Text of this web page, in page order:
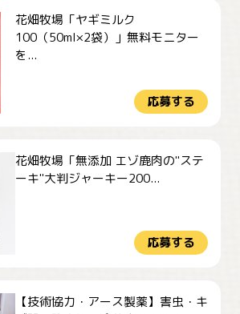
花畑牧場「ヤギミルク
100（50ml×2袋）」無料モニター
を...
応募する
花畑牧場「無添加 エゾ鹿肉の"ステ
ーキ"大判ジャーキー200...
応募する
【技術協力・アース製薬】害虫・キ